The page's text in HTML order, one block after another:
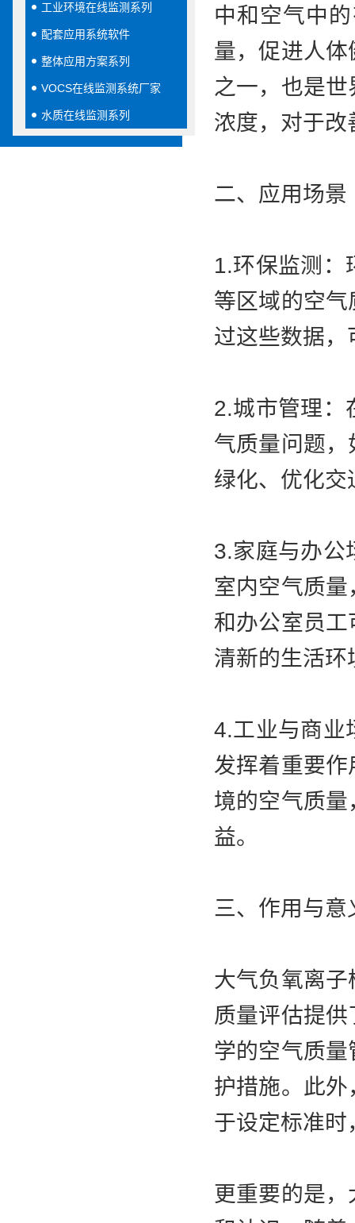
工业环境在线监测系列
配套应用系统软件
整体应用方案系列
VOCS在线监测系统厂家
水质在线监测系列
中和空气中
量，促进人
之一，也是
浓度，对于
二、应用场景
1.环保监测：
等区域的空
过这些数据
2.城市管理：
气质量问题
绿化、优化
3.家庭与办公
室内空气质
和办公室员
清新的生活环
4.工业与商业
发挥着重要
境的空气质
益。
三、作用与意
大气负氧离
质量评估提
学的空气质
护措施。此
于设定标准
更重要的是